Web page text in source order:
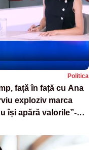
Politica
față în față cu Ana
exploziv marca
își apără valorile”-